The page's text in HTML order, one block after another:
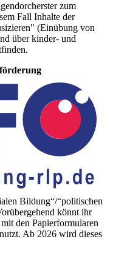
zum
Fall Inhalte der
(Einübung von
über kinder- und
Bildung“/“politischen
könnt ihr
den Papierformularen
Ab 2026 wird dieses